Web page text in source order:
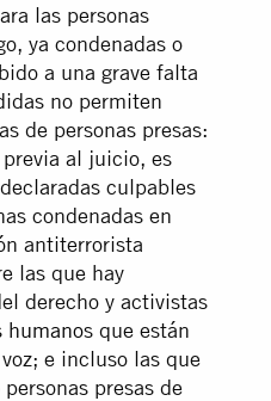
las personas
ya condenadas o
a una grave falta
no permiten
de personas presas:
al juicio, es
culpables
condenadas en
antiterrorista
las que hay
derecho y activistas
humanos que están
e incluso las que
presas de